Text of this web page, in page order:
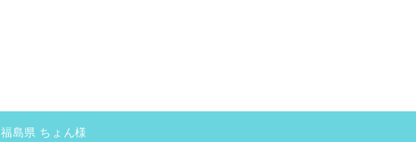
福島県 ちょん様